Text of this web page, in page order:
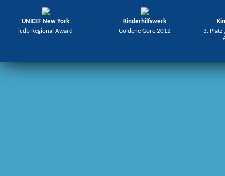
UNICEF New York
icdb Regional Award
Kinderhilfswerk
Goldene Göre 2012
3. Platz